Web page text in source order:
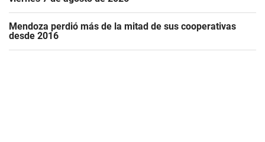
Mendoza perdió más de la mitad de sus cooperativas
desde 2016